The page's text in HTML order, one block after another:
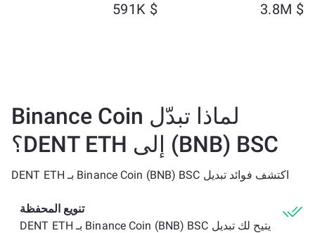
$ 3.8M
$ 591K
لماذا تبدّل Binance Coin
(BNB) BSC إلى DENT ETH؟
اكتشف فوائد تبديل Binance Coin (BNB) BSC بـ DENT ETH
تنويع المحفظة
يتيح لك تبديل Binance Coin (BNB) BSC بـ DENT ETH